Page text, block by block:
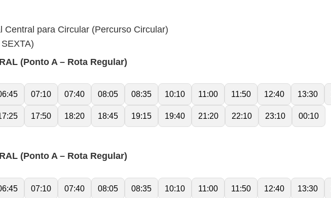
Central para Circular (Percurso Circular)
(Ponto A – Rota Regular)
07:10 07:40 08:05 08:35 10:10 11:00 11:50 12:40 13:30
17:50 18:20 18:45 19:15 19:40 21:20 22:10 23:10 00:10
(Ponto A – Rota Regular)
07:10 07:40 08:05 08:35 10:10 11:00 11:50 12:40 13:30